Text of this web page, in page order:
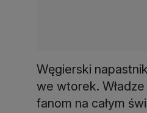
Węgierski
we wtorek.
fanom na całym